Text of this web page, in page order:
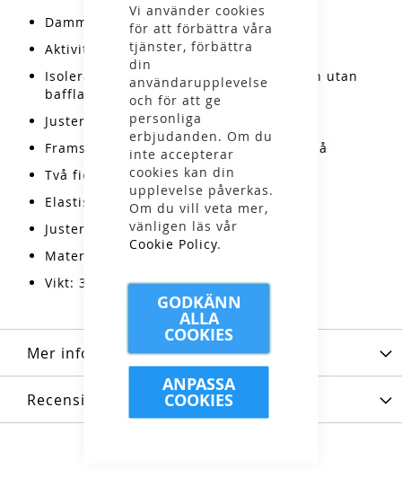
Vi använder cookies
för att förbättra våra
tjänster, förbättra
din
användarupplevelse
och för att ge
personliga
erbjudanden. Om du
inte accepterar
cookies kan din
upplevelse påverkas.
Om du vill veta mer,
vänligen läs vår
Cookie Policy.
GODKÄNN
ALLA
COOKIES
ANPASSA
COOKIES
Dammodell
Aktiviteter: vandring, vardag
Isolerad jacka med modern konstruktion utan
bafflar
Justerbar huva med elastisk kant
Framsida med dragkedja och isolerad slå
Två fickor med dragkedja
Elastiska ärmslut
Justerbar nederkant med dragsko
Material: 100% återvunnen polyester
Vikt: 365g
Mer information
Recensioner